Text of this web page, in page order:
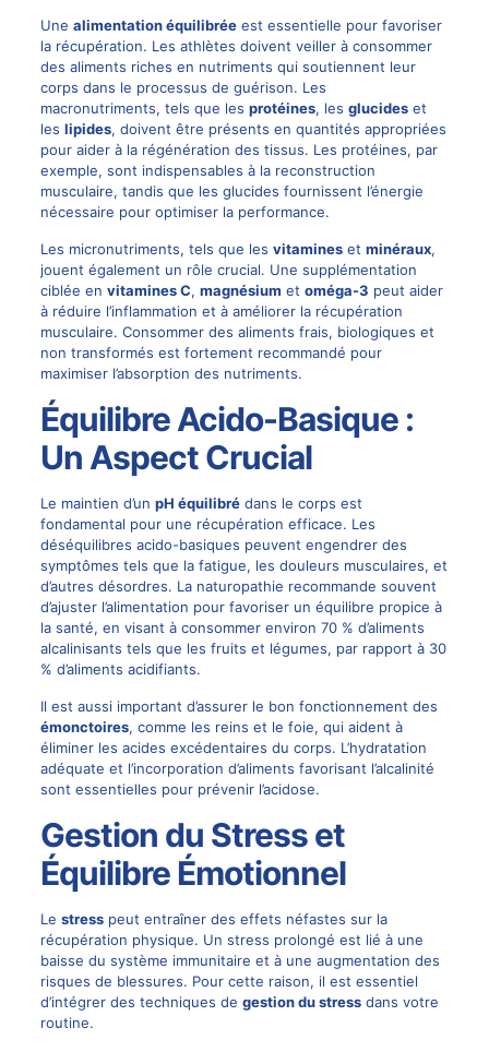
Une alimentation équilibréeest essentielle pour favoriser
la récupération. Les athlètes doivent veiller à consommer
des aliments riches en nutriments qui soutiennent leur
corps dans le processus de guérison. Les
macronutriments, tels que les protéines, les glucideset
les lipides, doivent être présents en quantités appropriées
pour aider à la régénération des tissus. Les protéines, par
exemple, sont indispensables à la reconstruction
musculaire, tandis que les glucides fournissent l’énergie
nécessaire pour optimiser la performance.
Les micronutriments, tels que les vitamineset minéraux,
jouent également un rôle crucial. Une supplémentation
ciblée en vitamines C, magnésium et oméga-3 peut aider
à réduire l’inflammation et à améliorer la récupération
musculaire. Consommer des aliments frais, biologiques et
non transformés est fortement recommandé pour
maximiser l’absorption des nutriments.
Équilibre Acido-Basique :
Un Aspect Crucial
Le maintien d’un pH équilibrédans le corps est
fondamental pour une récupération efficace. Les
déséquilibres acido-basiques peuvent engendrer des
symptômes tels que la fatigue, les douleurs musculaires, et
d’autres désordres. La naturopathie recommande souvent
d’ajuster l’alimentation pour favoriser un équilibre propice à
la santé, en visant à consommer environ 70 % d’aliments
alcalinisants tels que les fruits et légumes, par rapport à 30
% d’aliments acidifiants.
Il est aussi important d’assurer le bon fonctionnement des
émonctoires, comme les reins et le foie, qui aident à
éliminer les acides excédentaires du corps. L’hydratation
adéquate et l’incorporation d’aliments favorisant l’alcalinité
sont essentielles pour prévenir l’acidose.
Gestion du Stress et
Équilibre Émotionnel
Le stresspeut entraîner des effets néfastes sur la
récupération physique. Un stress prolongé est lié à une
baisse du système immunitaire et à une augmentation des
risques de blessures. Pour cette raison, il est essentiel
d’intégrer des techniques de gestion du stressdans votre
routine.